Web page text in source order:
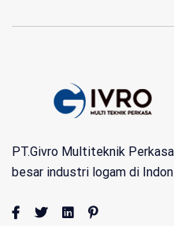
PT.Givro Multiteknik
besar industri logam di